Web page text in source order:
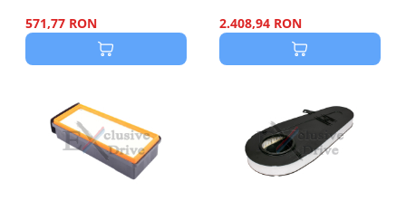
571,77 RON 2.408,94 RON